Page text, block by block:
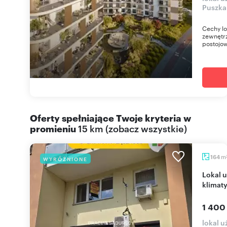
Cechy
Oferty spełniające Twoje kryteria w
promieniu15 km (zobacz wszystkie)
WYRÓŻNIONE 164 m
Lokal usługowy 164 m² z parkingiem i
1
lokal